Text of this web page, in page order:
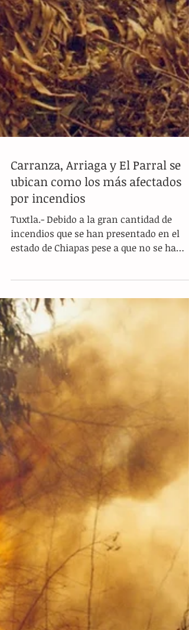
Carranza, Arriaga y El Parral se
por incendios
Tuxtla.- Debido a la gran cantidad de
incendios que se han presentado en el
estado de Chiapas pese a que no se ha
llegado a los meses de...